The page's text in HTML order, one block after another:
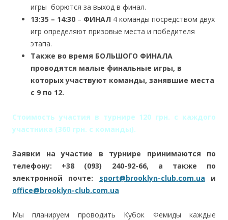
игры борются за выход в финал.
13:35 – 14:30 – ФИНАЛ 4 команды посредством двух
игр определяют призовые места и победителя
этапа.
Также во время БОЛЬШОГО ФИНАЛА
проводятся малые финальные игры, в
которых участвуют команды, занявшие места
с 9 по 12.
Стоимость участия в турнире 120 грн. с каждого
участника (360 грн. с команды).
Заявки на участие в турнире принимаются по
телефону: +38 (093) 240-92-66, а также по
электронной почте: sport@brooklyn-club.com.ua и
office@brooklyn-club.com.ua
Мы планируем проводить Кубок Фемиды каждые